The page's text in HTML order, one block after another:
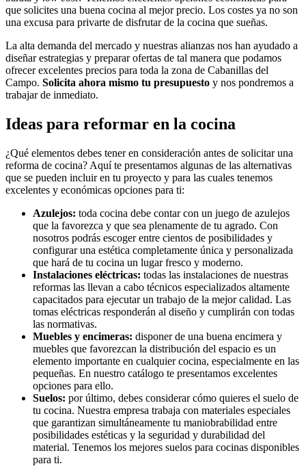
que solicites una buena cocina al mejor precio. Los costes ya no son
una excusa para privarte de disfrutar de la cocina que sueñas.
La alta demanda del mercado y nuestras alianzas nos han ayudado a
diseñar estrategias y preparar ofertas de tal manera que podamos
ofrecer excelentes precios para toda la zona de Cabanillas del
Campo. Solicita ahora mismo tu presupuesto y nos pondremos a
trabajar de inmediato.
Ideas para reformar en la cocina
¿Qué elementos debes tener en consideración antes de solicitar una
reforma de cocina? Aquí te presentamos algunas de las alternativas
que se pueden incluir en tu proyecto y para las cuales tenemos
excelentes y económicas opciones para ti:
Azulejos: toda cocina debe contar con un juego de azulejos
que la favorezca y que sea plenamente de tu agrado. Con
nosotros podrás escoger entre cientos de posibilidades y
configurar una estética completamente única y personalizada
que hará de tu cocina un lugar fresco y moderno.
Instalaciones eléctricas: todas las instalaciones de nuestras
reformas las llevan a cabo técnicos especializados altamente
capacitados para ejecutar un trabajo de la mejor calidad. Las
tomas eléctricas responderán al diseño y cumplirán con todas
las normativas.
Muebles y encimeras: disponer de una buena encimera y
muebles que favorezcan la distribución del espacio es un
elemento importante en cualquier cocina, especialmente en las
pequeñas. En nuestro catálogo te presentamos excelentes
opciones para ello.
Suelos: por último, debes considerar cómo quieres el suelo de
tu cocina. Nuestra empresa trabaja con materiales especiales
que garantizan simultáneamente tu maniobrabilidad entre
posibilidades estéticas y la seguridad y durabilidad del
material. Tenemos los mejores suelos para cocinas disponibles
para ti.